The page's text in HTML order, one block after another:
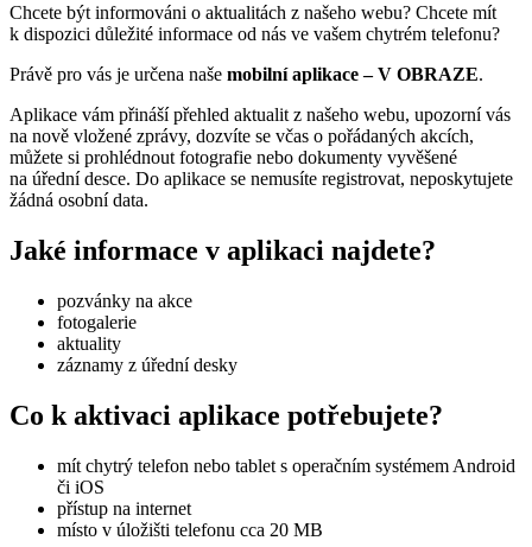
Chcete být informováni o aktualitách z našeho webu? Chcete mít
k dispozici důležité informace od nás ve vašem chytrém telefonu?
Právě pro vás je určena naše mobilní aplikace – V OBRAZE.
Aplikace vám přináší přehled aktualit z našeho webu, upozorní vás
na nově vložené zprávy, dozvíte se včas o pořádaných akcích,
můžete si prohlédnout fotografie nebo dokumenty vyvěšené
na úřední desce. Do aplikace se nemusíte registrovat, neposkytujete
žádná osobní data.
Jaké informace v aplikaci najdete?
pozvánky na akce
fotogalerie
aktuality
záznamy z úřední desky
Co k aktivaci aplikace potřebujete?
mít chytrý telefon nebo tablet s operačním systémem Android
či iOS
přístup na internet
místo v úložišti telefonu cca 20 MB